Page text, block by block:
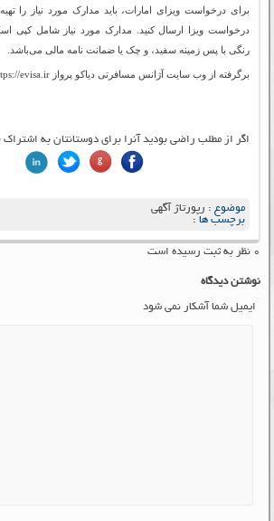
برای درخواست ویزای امارات، باید مدارک مورد نیاز را
درخواست ویزا ارسال کنید. مدارک مورد نیاز شامل کپی
رنگی با پس زمینه سفید، و چک یا ضمانت نامه مالی می‌باشد.
برگرفته از وب سایت آژانس مسافرتی دیاکو پرواز https://evisa.ir/
اگر از مطلب راضی بودید آنرا برای دوستانتان به اشتراک
موضوع : رپورتاژ آگهی
برچسب ها :
۰ نظر به ثبت رسیده است
نوشتن دیدگاه
ایمیل شما آشکار نمی شود